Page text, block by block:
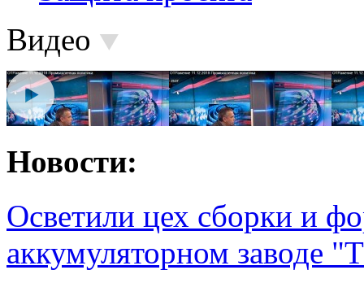
Видео
Новости:
Осветили цех сборки и
аккумуляторном заводе